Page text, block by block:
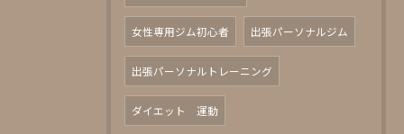
女性専用ジム初心者 出張パーソナルジム
出張パーソナルトレーニング
ダイエット 運動